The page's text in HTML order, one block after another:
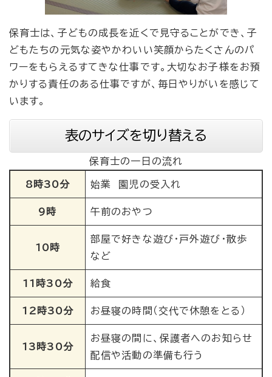
保育士は、子どもの成長を近くで見守ることができ、子
どもたちの元気な姿やかわいい笑顔からたくさんのパ
ワーをもらえるすてきな仕事です。大切なお子様をお預
かりする責任のある仕事ですが、毎日やりがいを感じて
います。
表のサイズを切り替える
保育士の一日の流れ
8時30分 始業 園児の受入れ
9時 午前のおやつ
10時
部屋で好きな遊び・戸外遊び・散歩
など
11時30分 給食
12時30分 お昼寝の時間（交代で休憩をとる）
13時30分
お昼寝の間に、保護者へのお知らせ
配信や活動の準備も行う